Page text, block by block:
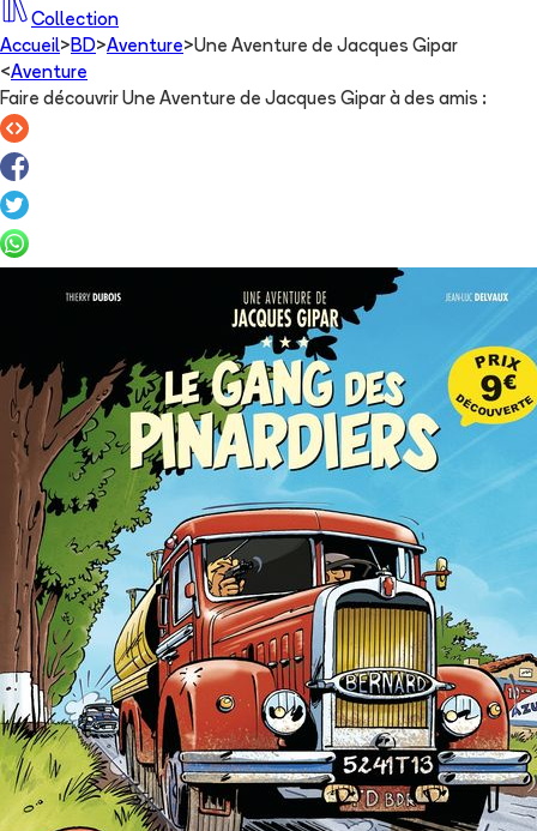
Collection
Accueil> BD>Aventure>Une Aventure de Jacques Gipar
<Aventure
Faire découvrir Une Aventure de Jacques Gipar à des amis :